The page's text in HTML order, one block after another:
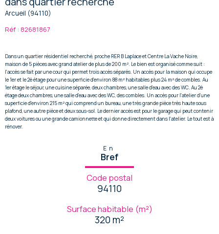
Arcueil (94110)
Réf : 82681867
Dans un quartier résidentiel recherché, proche RER B Laplace et Centre La Vache Noire,
maison de 5 pièces avec grand atelier de plus de 200 m². Le bien est organisé comme suit :
l'accès se fait par une cour qui permet trois accès séparés. Un accès pour la maison qui occupe
le 1er et le 2è étage pour une superficie d'environ 88 m² habitables plus 24 m² de combles. Au
1er étage le séjour, une cuisine séparée, deux chambres, une salle d'eau avec des WC. Au 2è
étage deux chambres, une salle d'eau avec des WC, des combles. Un accès pour l'atelier d'une
superficie d'environ 215 m² qui comprend un bureau, une très grande pièce très haute sous
plafond, une autre pièce et deux sous-sol. Le dernier accès est pour le garage qui peut contenir
deux voitures ou une grande camionnette et qui donne directement dans l'atelier. Le tout est à
rénover.
En
Bref
Code postal
94110
Surface habitable (m²)
320 m²